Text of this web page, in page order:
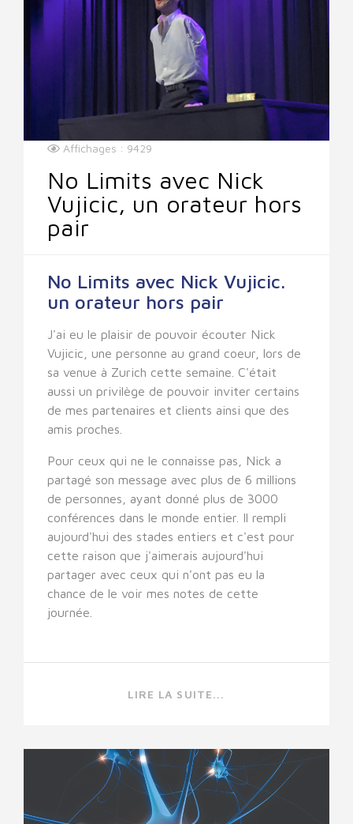
Affichages : 9429
No Limits avec Nick
Vujicic, un orateur hors
pair
No Limits avec Nick Vujicic.
un orateur hors pair
J'ai eu le plaisir de pouvoir écouter Nick
Vujicic, une personne au grand coeur, lors de
sa venue à Zurich cette semaine. C'était
aussi un privilège de pouvoir inviter certains
de mes partenaires et clients ainsi que des
amis proches.
Pour ceux qui ne le connaisse pas, Nick a
partagé son message avec plus de 6 millions
de personnes, ayant donné plus de 3000
conférences dans le monde entier. Il rempli
aujourd'hui des stades entiers et c'est pour
cette raison que j'aimerais aujourd'hui
partager avec ceux qui n'ont pas eu la
chance de le voir mes notes de cette
journée.
LIRE LA SUITE...